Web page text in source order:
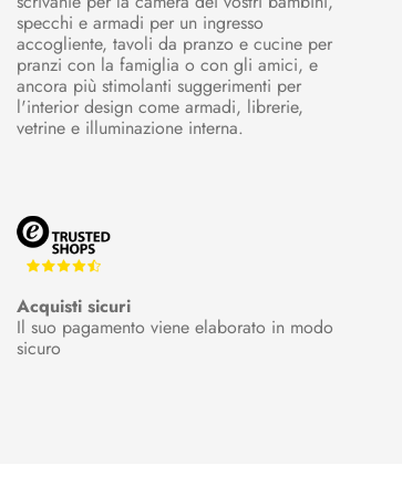
specchi e armadi per un ingresso
accogliente, tavoli da pranzo e cucine per
pranzi con la famiglia o con gli amici, e
ancora più stimolanti suggerimenti per
l'interior design come armadi, librerie,
vetrine e illuminazione interna.
Acquisti sicuri
Il suo pagamento viene elaborato in modo
sicuro